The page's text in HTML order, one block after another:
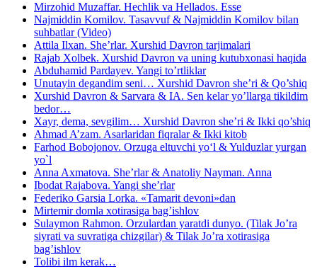
Mirzohid Muzaffar. Hechlik va Hellados. Esse
Najmiddin Komilov. Tasavvuf & Najmiddin Komilov bilan
suhbatlar (Video)
Attila Ilxan. She’rlar. Xurshid Davron tarjimalari
Rajab Xolbek. Xurshid Davron va uning kutubxonasi haqida
Abduhamid Pardayev. Yangi to’rtliklar
Unutayin degandim seni… Xurshid Davron she’ri & Qo’shiq
Xurshid Davron & Sarvara & IA. Sen kelar yo’llarga tikildim
bedor…
Xayr, dema, sevgilim… Xurshid Davron she’ri & Ikki qo’shiq
Ahmad A’zam. Asarlaridan fiqralar & Ikki kitob
Farhod Bobojonov. Orzuga eltuvchi yo‘l & Yulduzlar yurgan
yo`l
Anna Axmatova. She’rlar & Anatoliy Nayman. Anna
Ibodat Rajabova. Yangi she’rlar
Federiko Garsia Lorka. «Tamarit devoni»dan
Mirtemir domla xotirasiga bag’ishlov
Sulaymon Rahmon. Orzulardan yaratdi dunyo. (Tilak Jo’ra
siyrati va suvratiga chizgilar) & Tilak Jo’ra xotirasiga
bag’ishlov
Tolibi ilm kerak…